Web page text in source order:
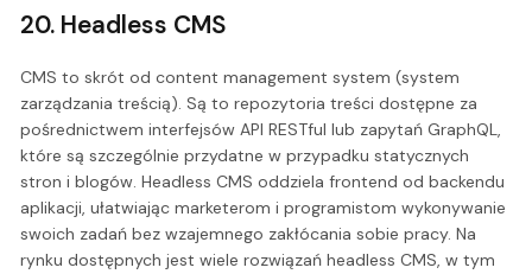
20. Headless CMS
CMS to skrót od content management system (system
zarządzania treścią). Są to repozytoria treści dostępne za
pośrednictwem interfejsów API RESTful lub zapytań GraphQL,
które są szczególnie przydatne w przypadku statycznych
stron i blogów. Headless CMS oddziela frontend od backendu
aplikacji, ułatwiając marketerom i programistom wykonywanie
swoich zadań bez wzajemnego zakłócania sobie pracy. Na
rynku dostępnych jest wiele rozwiązań headless CMS, w tym